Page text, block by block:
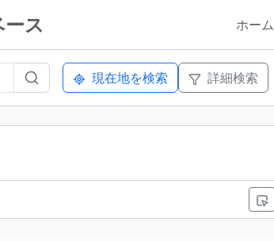
ス ホーム
現在地を検索 詳細検索